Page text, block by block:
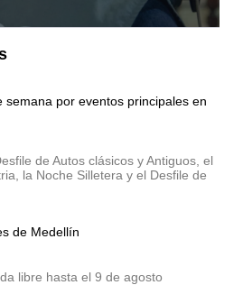
semana por eventos principales en
de Autos clásicos y Antiguos, el
la Noche Silletera y el Desfile de
de Medellín
libre hasta el 9 de agosto